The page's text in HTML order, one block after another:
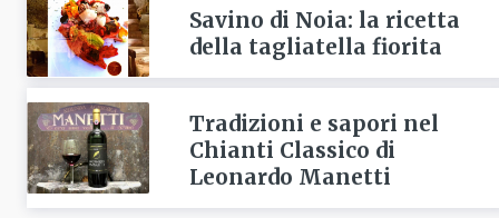
Savino di Noia: la ricetta
della tagliatella fiorita
Tradizioni e sapori nel
Chianti Classico di
Leonardo Manetti